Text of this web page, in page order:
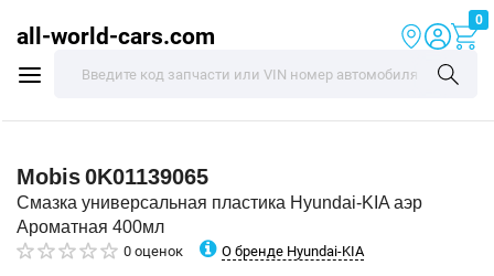
all-world-cars.com
0
Mobis0K01139065
Смазка универсальная пластика Hyundai-KIA аэр
Ароматная 400мл
0 оценок О бренде Hyundai-KIA